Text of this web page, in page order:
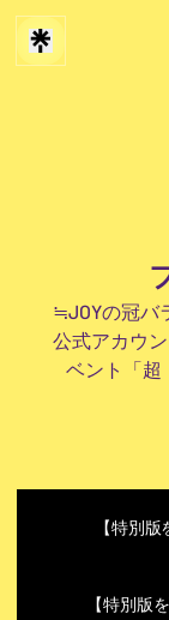
≒JOYの冠バ
公式アカウ
ベント「超
【特別
【特別版